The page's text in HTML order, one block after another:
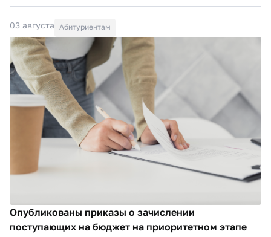
03 августа Абитуриентам
Опубликованы приказы о зачислении
поступающих на бюджет на приоритетном этапе